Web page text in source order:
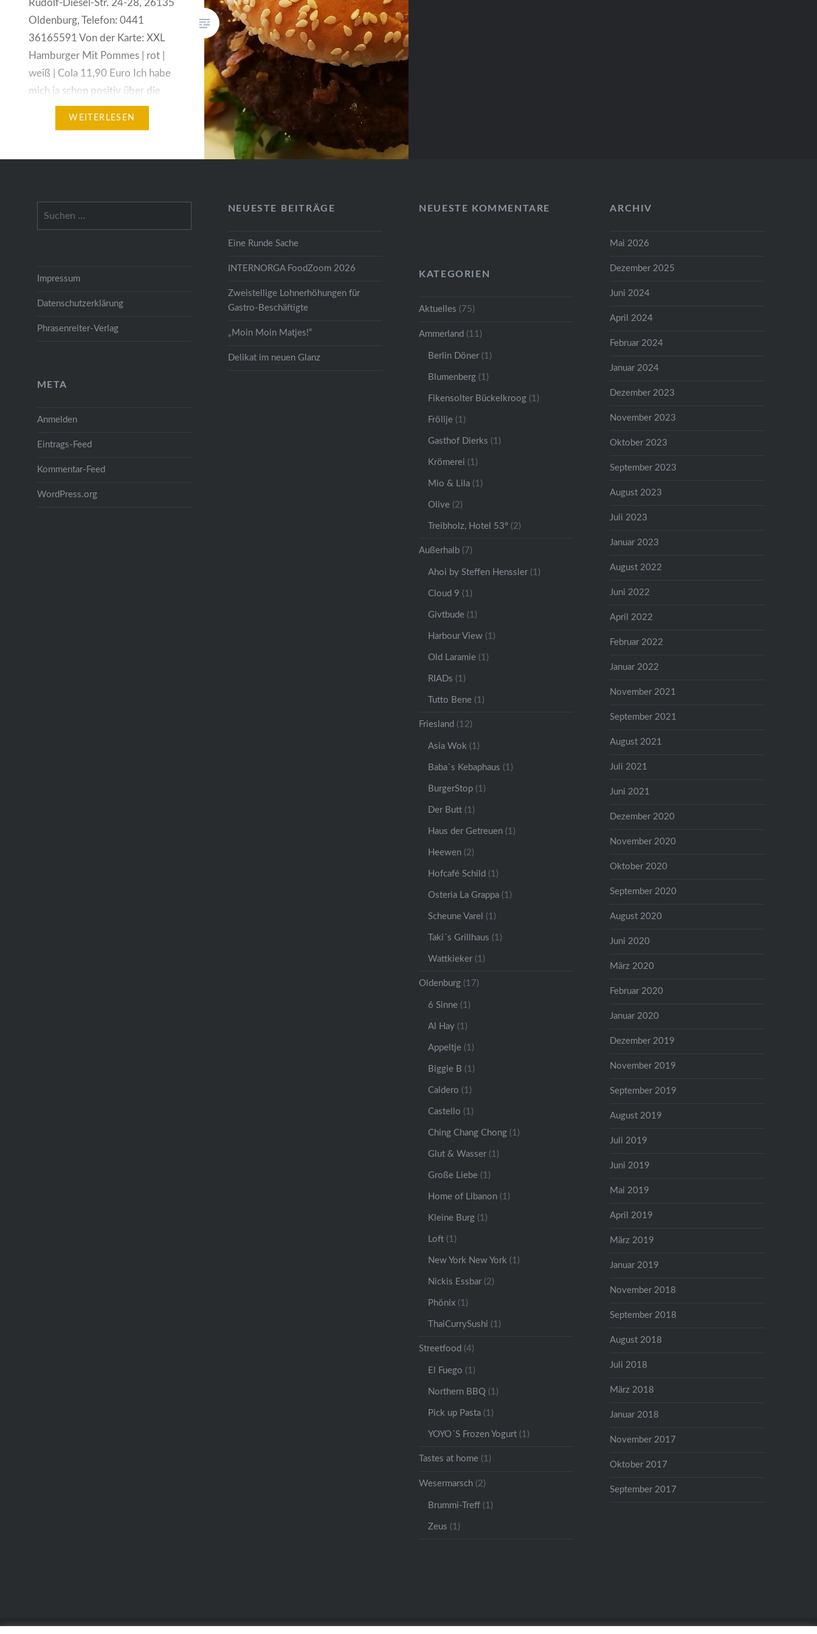
Rudolf-Diesel-Str. 24-28, 26135
Oldenburg, Telefon: 0441
36165591 Von der Karte: XXL
Hamburger Mit Pommes | rot |
weiß | Cola 11,90 Euro Ich habe
mich ja schon positiv über die
Pommes und den vor allem
Meiner Meinung nach mit die
WEITERLESEN
NEUESTE BEITRÄGE
Eine Runde Sache
INTERNORGA FoodZoom 2026
Zweistellige Lohnerhöhungen für
Gastro-Beschäftigte
„Moin Moin Matjes!“
Delikat im neuen Glanz
NEUESTE KOMMENTARE ARCHIV
Mai 2026
Dezember 2025
Juni 2024
April 2024
Februar 2024
Januar 2024
Dezember 2023
November 2023
Oktober 2023
September 2023
August 2023
Juli 2023
Januar 2023
August 2022
Juni 2022
April 2022
Februar 2022
Januar 2022
November 2021
September 2021
August 2021
Juli 2021
Juni 2021
Dezember 2020
November 2020
Oktober 2020
September 2020
August 2020
Juni 2020
März 2020
Februar 2020
Januar 2020
Dezember 2019
November 2019
September 2019
August 2019
Juli 2019
Juni 2019
Mai 2019
April 2019
März 2019
Januar 2019
November 2018
September 2018
August 2018
Juli 2018
März 2018
Januar 2018
November 2017
Oktober 2017
September 2017
Impressum
Datenschutzerklärung
Phrasenreiter-Verlag
KATEGORIEN
Aktuelles (75)
Ammerland (11)
Berlin Döner(1)
Blumenberg (1)
Fikensolter Bückelkroog (1)
Fröllje (1)
Gasthof Dierks (1)
Krömerei (1)
Mio & Lila (1)
Olive (2)
Treibholz, Hotel 53° (2)
Außerhalb (7)
Ahoi by Steffen Henssler(1)
Cloud 9 (1)
Givtbude (1)
Harbour View (1)
Old Laramie (1)
RIADs (1)
Tutto Bene (1)
Friesland (12)
Asia Wok (1)
Baba`s Kebaphaus (1)
BurgerStop (1)
Der Butt (1)
Haus der Getreuen (1)
Heewen (2)
Hofcafé Schild (1)
Osteria La Grappa (1)
Scheune Varel (1)
Taki´s Grillhaus (1)
Wattkieker(1)
Oldenburg (17)
6 Sinne (1)
Al Hay (1)
Appeltje (1)
Biggie B (1)
Caldero (1)
Castello (1)
Ching Chang Chong (1)
Glut & Wasser(1)
Große Liebe (1)
Home of Libanon (1)
Kleine Burg (1)
Loft (1)
New York New York (1)
Nickis Essbar(2)
Phönix (1)
ThaiCurrySushi (1)
Streetfood (4)
El Fuego (1)
Northern BBQ (1)
Pick up Pasta (1)
YOYO´S Frozen Yogurt (1)
Tastes at home (1)
Wesermarsch (2)
Brummi-Treff (1)
Zeus (1)
META
Anmelden
Eintrags-Feed
Kommentar-Feed
WordPress.org